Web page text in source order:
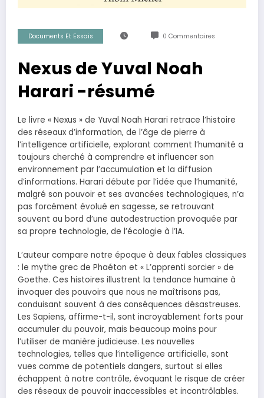
Documents Et Essais 0 Commentaires
Nexus de Yuval Noah
Harari -résumé
Le livre « Nexus » de Yuval Noah Harari retrace l’histoire
des réseaux d’information, de l’âge de pierre à
l’intelligence artificielle, explorant comment l’humanité a
toujours cherché à comprendre et influencer son
environnement par l’accumulation et la diffusion
d’informations. Harari débute par l’idée que l’humanité,
malgré son pouvoir et ses avancées technologiques, n’a
pas forcément évolué en sagesse, se retrouvant
souvent au bord d’une autodestruction provoquée par
sa propre technologie, de l’écologie à l’IA.
L’auteur compare notre époque à deux fables classiques
: le mythe grec de Phaéton et « L’apprenti sorcier » de
Goethe. Ces histoires illustrent la tendance humaine à
invoquer des pouvoirs que nous ne maîtrisons pas,
conduisant souvent à des conséquences désastreuses.
Les Sapiens, affirme-t-il, sont incroyablement forts pour
accumuler du pouvoir, mais beaucoup moins pour
l’utiliser de manière judicieuse. Les nouvelles
technologies, telles que l’intelligence artificielle, sont
vues comme de potentiels dangers, surtout si elles
échappent à notre contrôle, évoquant le risque de créer
des réseaux de pouvoir inaccessibles et incontrôlables.